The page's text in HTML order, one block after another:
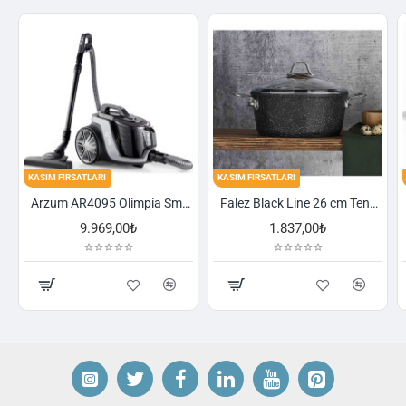
Arzum AR4095 Olimpia Smart Cyclone Filtreli Süpürge - Füme
KASIM FIRSATLARI
Falez Black Line 26 cm Tencere
KASIM FIRSATLARI